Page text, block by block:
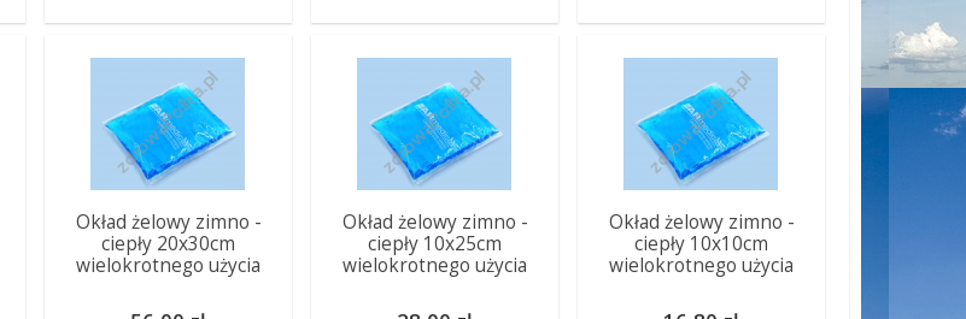
Okład żelowy zimno -
ciepły 20x30cm
wielokrotnego użycia
Okład żelowy zimno -
ciepły 10x25cm
wielokrotnego użycia
Okład żelowy zimno -
ciepły 10x10cm
wielokrotnego użycia